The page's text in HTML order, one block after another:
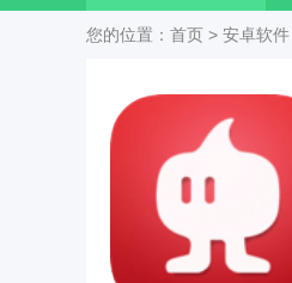
您的位置： 首页 > 安卓软件